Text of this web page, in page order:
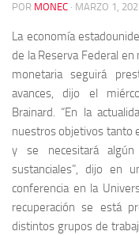
POR MONEC · MARZO 1,
La economía
de la Reserva Federal
monetaria seguirá
avances, dijo el
Brainard. “En la
nuestros objetivos tanto
y se necesitará
sustanciales”, dijo en
conferencia en la
recuperación se está
distintos grupos de